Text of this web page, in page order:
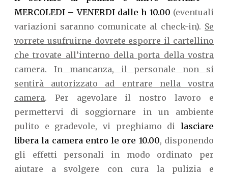
MERCOLEDI – VENERDI dalle h 10.00 (eventuali
variazioni saranno comunicate al check-in). Se
vorrete usufruirne dovrete esporre il cartellino
che trovate all’interno della porta della vostra
camera.
In mancanza, il personale non si
sentirà autorizzato ad entrare nella vostra
camera. Per agevolare il nostro lavoro e
permettervi di soggiornare in un ambiente
pulito e gradevole, vi preghiamo di lasciare
libera la camera entro le ore 10.00, disponendo
gli effetti personali in modo ordinato per
aiutare a svolgere con cura la pulizia e